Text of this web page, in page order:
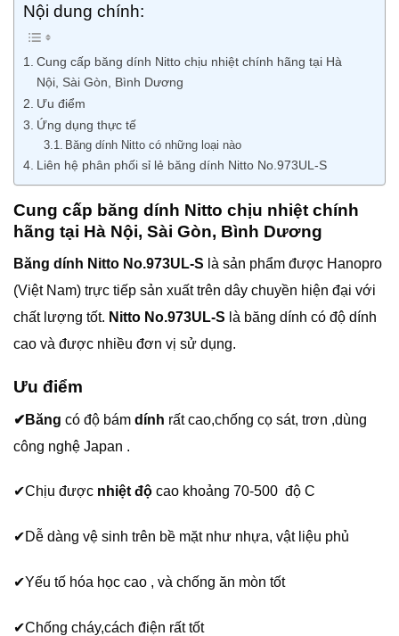
Nội dung chính:
Cung cấp băng dính Nitto chịu nhiệt chính hãng tại Hà
Nội, Sài Gòn, Bình Dương
Ưu điểm
Ứng dụng thực tế
Băng dính Nitto có những loại nào
Liên hệ phân phối sỉ lẻ băng dính Nitto No.973UL-S
Cung cấp băng dính Nitto chịu nhiệt chính
hãng tại Hà Nội, Sài Gòn, Bình Dương
Băng dính Nitto No.973UL-S là sản phẩm được Hanopro
(Việt Nam) trực tiếp sản xuất trên dây chuyền hiện đại với
chất lượng tốt. Nitto No.973UL-S là băng dính có độ dính
cao và được nhiều đơn vị sử dụng.
Ưu điểm
✔Băng có độ bám dính rất cao,chống cọ sát, trơn ,dùng
công nghệ Japan .
✔Chịu được nhiệt độ cao khoảng 70-500 độ C
✔Dễ dàng vệ sinh trên bề mặt như nhựa, vật liệu phủ
✔Yếu tố hóa học cao , và chống ăn mòn tốt
✔Chống cháy,cách điện rất tốt